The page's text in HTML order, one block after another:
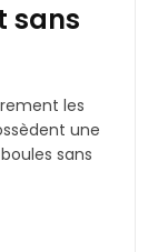
sans
les
une
sans